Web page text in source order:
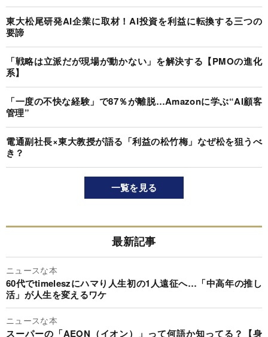
東大松尾研発AI企業に取材！AI投資を利益に転換する三つの
要諦
「戦略は立派だが現場が動かない」を解決する【PMOの進化
系】
「一度の不快な経験」で87％が離脱…Amazonに学ぶ“AI顧客
管理”
電通副社長×東大教授が語る「利益の松竹梅」なぜ松を狙うべ
き？
一覧を見る
最新記事
ニュースな本
60代でtimeleszにハマり人生初の1人遠征へ…「中高年の推し
活」が人生を変えるワケ
ニュースな本
スーパーの「AEON（イオン）」って何語か知ってる？【身